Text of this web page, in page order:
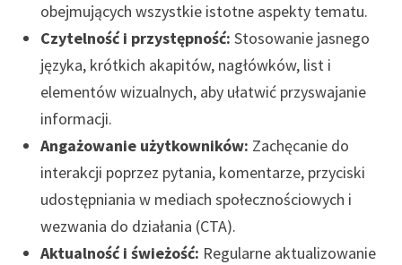
obejmujących wszystkie istotne aspekty tematu.
Czytelność i przystępność: Stosowanie jasnego
języka, krótkich akapitów, nagłówków, list i
elementów wizualnych, aby ułatwić przyswajanie
informacji.
Angażowanie użytkowników: Zachęcanie do
interakcji poprzez pytania, komentarze, przyciski
udostępniania w mediach społecznościowych i
wezwania do działania (CTA).
Aktualność i świeżość: Regularne aktualizowanie